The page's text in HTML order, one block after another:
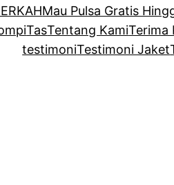
Mau Pulsa Gratis
TasTentang KamiTerima
testimoniTestimoni Jaket